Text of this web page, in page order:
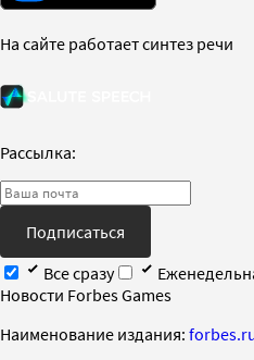
На сайте работает синтез речи
Рассылка:
Подписаться
Все сразу
Новости Forbes Games
Наименование издания: